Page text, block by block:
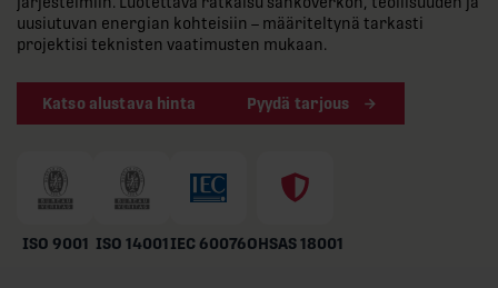
uusiutuvan energian kohteisiin – määriteltynä tarkasti
projektisi teknisten vaatimusten mukaan.
Katso alustava hinta Pyydä tarjous
ISO 9001 ISO 14001IEC 60076OHSAS 18001